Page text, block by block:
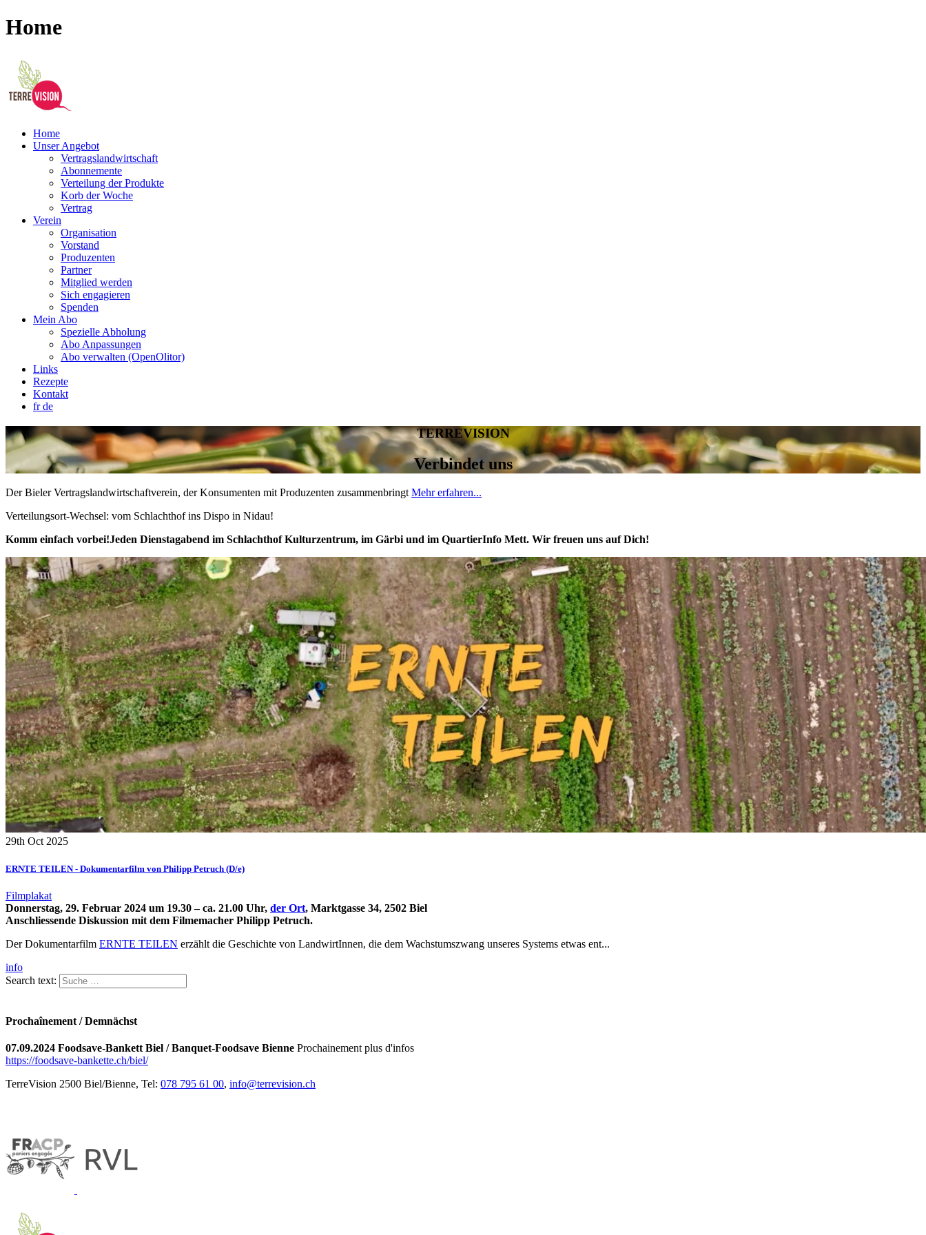
Home
Home
Unser Angebot
Vertragslandwirtschaft
Abonnemente
Verteilung der Produkte
Korb der Woche
Vertrag
Verein
Organisation
Vorstand
Produzenten
Partner
Mitglied werden
Sich engagieren
Spenden
Mein Abo
Spezielle Abholung
Abo Anpassungen
Abo verwalten (OpenOlitor)
Links
Rezepte
Kontakt
frde
TERREVISION
Verbindet uns
Der Bieler Vertragslandwirtschaftverein, der Konsumenten mit Produzenten zusammenbringtMehr erfahren...
Verteilungsort-Wechsel: vom Schlachthof ins Dispo in Nidau!
Komm einfach vorbei!Jeden Dienstagabend im Schlachthof Kulturzentrum, im Gärbi und im QuartierInfo Mett. Wir freuen uns auf Dich!
29th Oct 2025
ERNTE TEILEN - Dokumentarfilm von Philipp Petruch (D/e)
Filmplakat
Donnerstag, 29. Februar 2024 um 19.30 – ca. 21.00 Uhr, der Ort, Marktgasse 34, 2502 Biel
Anschliessende Diskussion mit dem Filmemacher Philipp Petruch.
Der Dokumentarfilm ERNTE TEILEN erzählt die Geschichte von LandwirtInnen, die dem Wachstumszwang unseres Systems etwas ent...
info
Search text:
Prochaînement / Demnächst
07.09.2024 Foodsave-Bankett Biel / Banquet-Foodsave Bienne Prochainement plus d'infos
https://foodsave-bankette.ch/biel/
TerreVision 2500 Biel/Bienne, Tel: 078 795 61 00, info@terrevision.ch